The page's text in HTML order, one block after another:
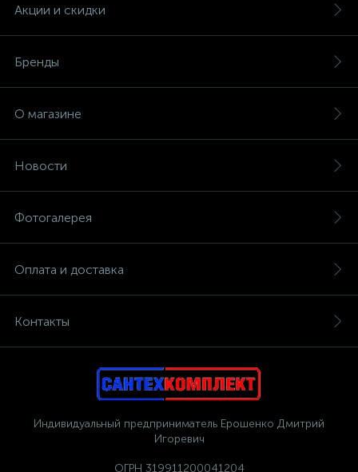
Акции и скидки
Бренды
О магазине
Новости
Фотогалерея
Оплата и доставка
Контакты
Индивидуальный предприниматель Ерошенко Дмитрий
Игоревич
ОГРН 319911200041204